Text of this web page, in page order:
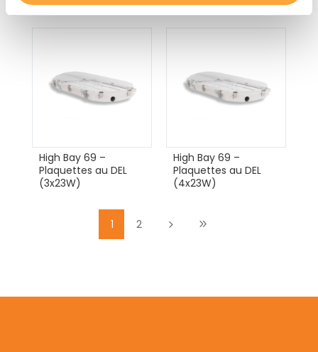
High Bay 69 –
Plaquettes au DEL
(3x23W)
High Bay 69 –
Plaquettes au DEL
(4x23W)
1 2 5 9